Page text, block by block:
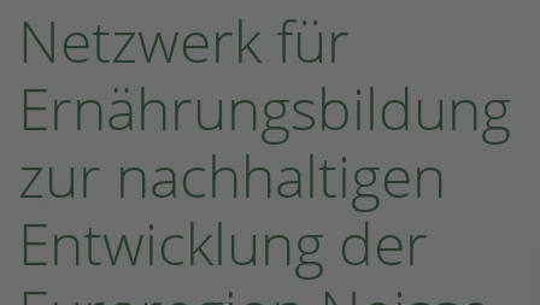
Netzwerk für
Ernährungs­bildung
zur nachhaltigen
Entwicklung der